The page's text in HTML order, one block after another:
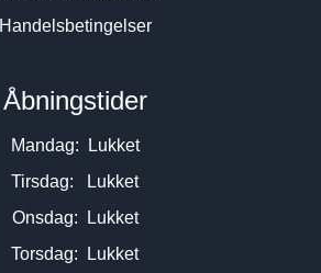
Handelsbetingelser
Åbningstider
Mandag: Lukket
Tirsdag: Lukket
Onsdag: Lukket
Torsdag: Lukket